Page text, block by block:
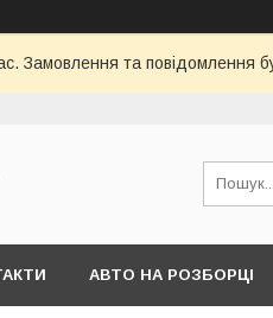
Замовлення та повідомлення
АВТО НА РОЗБОРЦІ